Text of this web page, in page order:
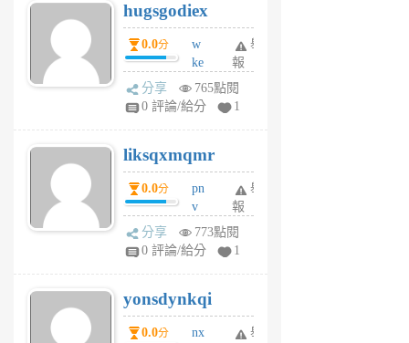
6
個
月
前
hugsgodiex
0.0分
w
ke
rv
pj
6
個
月
前
舉
報
分享
765點閱
0 評論/給分
1
liksqxmqmr
0.0分
pn
v
wt
sv
6
個
月
舉
報
分享
773點閱
0 評論/給分
1
yonsdynkqi
0.0分
nx
舉